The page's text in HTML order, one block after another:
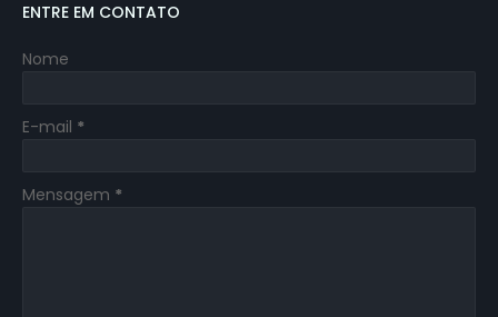
ENTRE EM CONTATO
Nome
E-mail *
Mensagem *